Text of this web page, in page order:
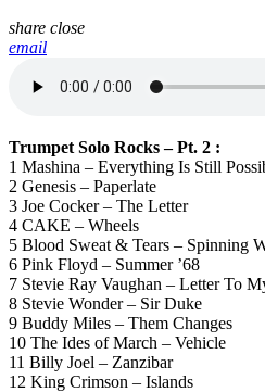
share close
email
Trumpet Solo Rocks – Pt. 2 :
1 Mashina – Everything Is Still
2 Genesis – Paperlate
3 Joe Cocker – The Letter
4 CAKE – Wheels
5 Blood Sweat & Tears – Spinning
6 Pink Floyd – Summer ’68
7 Stevie Ray Vaughan – Letter To
8 Stevie Wonder – Sir Duke
9 Buddy Miles – Them Changes
10 The Ides of March – Vehicle
11 Billy Joel – Zanzibar
12 King Crimson – Islands